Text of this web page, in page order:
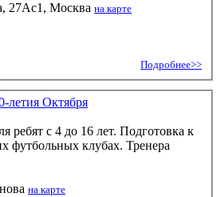
27Ас1, Москва на карте
Подробнее>>
Октября
ребят с 4 до 16 лет. Подготовка к
футбольных клубах. Тренера
на карте